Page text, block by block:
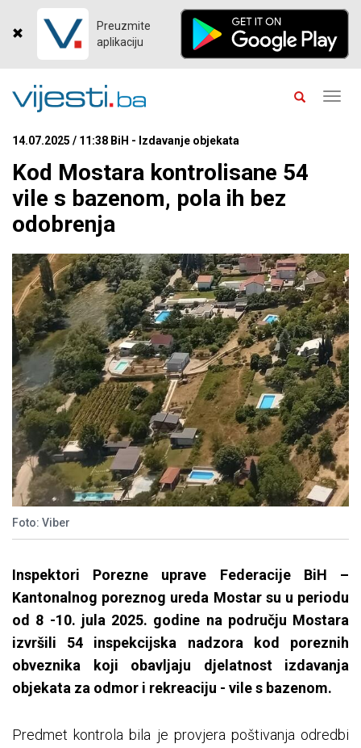
Preuzmite
aplikaciju
14.07.2025 / 11:38 BiH - Izdavanje objekata
Kod Mostara kontrolisane 54
vile s bazenom, pola ih bez
odobrenja
Foto: Viber
Inspektori Porezne uprave Federacije BiH –
Kantonalnog poreznog ureda Mostar su u periodu
od 8 -10. jula 2025. godine na području Mostara
izvršili 54 inspekcijska nadzora kod poreznih
obveznika koji obavljaju djelatnost izdavanja
objekata za odmor i rekreaciju - vile s bazenom.
Predmet kontrola bila je provjera poštivanja odredbi